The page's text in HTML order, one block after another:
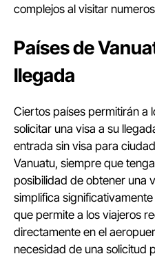
complejos al visitar
Países de
llegada
Ciertos países permitirán a
solicitar una visa a su
entrada sin visa para
Vanuatu, siempre que
posibilidad de obtener una
simplifica
que permite a los viajeros
directamente en el
necesidad de una solicitud